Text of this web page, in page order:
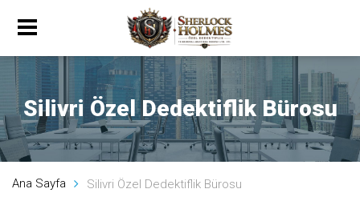
Silivri Özel Dedektiflik Bürosu
Ana Sayfa Silivri Özel Dedektiflik Bürosu